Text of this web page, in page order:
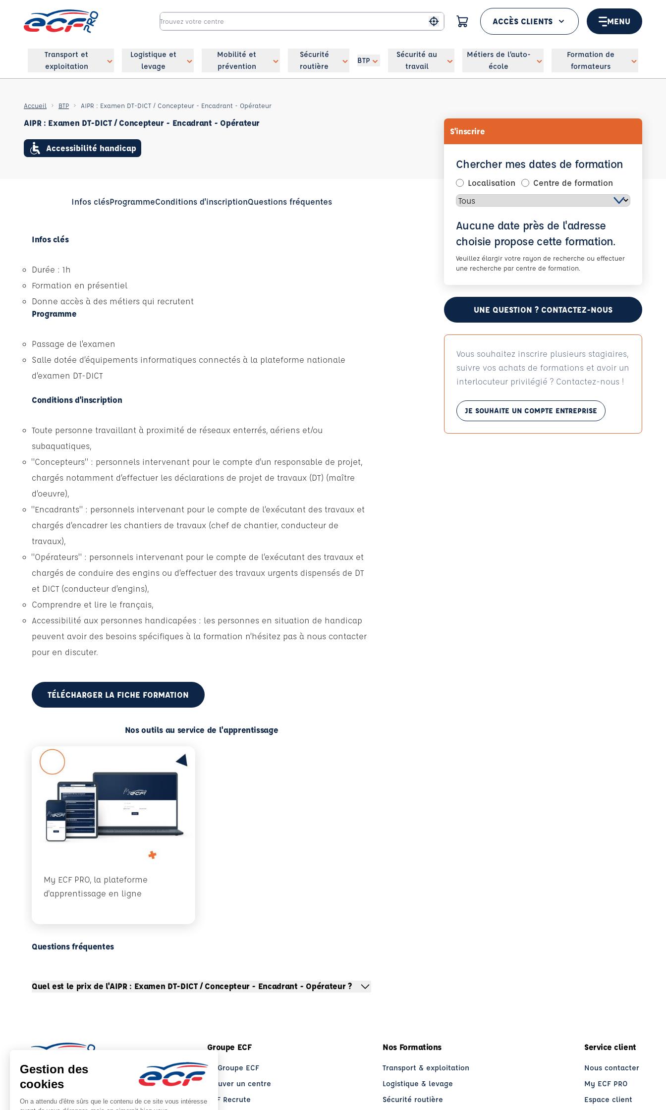
Me géolocaliser
ACCÈS CLIENTS MENU
Transport et
exploitation
Logistique et
levage
Mobilité et
prévention
Sécurité
routière
BTP
Sécurité au
travail
Métiers de l’auto-
école
Formation de
formateurs
Accueil BTP AIPR : Examen DT-DICT / Concepteur - Encadrant - Opérateur
AIPR : Examen DT-DICT / Concepteur - Encadrant - Opérateur
Accessibilité handicap
Infos clésProgrammeConditions d'inscriptionQuestions fréquentes
Infos clés
Durée : 1h
Formation en présentiel
Donne accès à des métiers qui recrutent
Programme
Passage de l’examen
Salle dotée d’équipements informatiques connectés à la plateforme nationale
d’examen DT-DICT
Conditions d'inscription
Toute personne travaillant à proximité de réseaux enterrés, aériens et/ou
subaquatiques,
"Concepteurs" : personnels intervenant pour le compte d'un responsable de projet,
chargés notamment d’effectuer les déclarations de projet de travaux (DT) (maître
d’oeuvre),
"Encadrants" : personnels intervenant pour le compte de l’exécutant des travaux et
chargés d’encadrer les chantiers de travaux (chef de chantier, conducteur de
travaux),
"Opérateurs" : personnels intervenant pour le compte de l’exécutant des travaux et
chargés de conduire des engins ou d’effectuer des travaux urgents dispensés de DT
et DICT (conducteur d’engins),
Comprendre et lire le français,
Accessibilité aux personnes handicapées : les personnes en situation de handicap
peuvent avoir des besoins spécifiques à la formation n’hésitez pas à nous contacter
pour en discuter.
TÉLÉCHARGER LA FICHE FORMATION
Nos outils au service de l'apprentissage
My ECF PRO, la plateforme
d'apprentissage en ligne
Questions fréquentes
Quel est le prix de l'AIPR : Examen DT-DICT / Concepteur - Encadrant - Opérateur ?
S'inscrire
Chercher mes dates de formation
Localisation Centre de formation
Aucune date près de l'adresse
choisie propose cette formation.
Veuillez élargir votre rayon de recherche ou effectuer
une recherche par centre de formation.
UNE QUESTION ? CONTACTEZ-NOUS
Vous souhaitez inscrire plusieurs stagiaires,
suivre vos achats de formations et avoir un
interlocuteur privilégié ? Contactez-nous !
JE SOUHAITE UN COMPTE ENTREPRISE
Groupe ECF
Le Groupe ECF
Trouver un centre
ECF Recrute
Nos Formations
Transport & exploitation
Logistique & levage
Sécurité routière
Service client
Nous contacter
My ECF PRO
Espace client